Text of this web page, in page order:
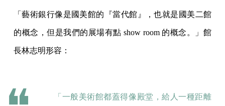
「藝術銀行像是國美館的『當代館』，也就是國美二館
的概念，但是我們的展場有點 show room 的概念。」館
長林志明形容：
「一般美術館都蓋得像殿堂，給人一種距離